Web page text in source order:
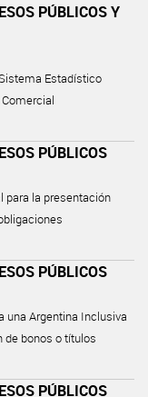
PÚBLICOS Y
Estadístico
PÚBLICOS
para la presentación
PÚBLICOS
una Argentina Inclusiva
de bonos o títulos
PÚBLICOS